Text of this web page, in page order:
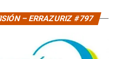
– ERRAZURIZ #797